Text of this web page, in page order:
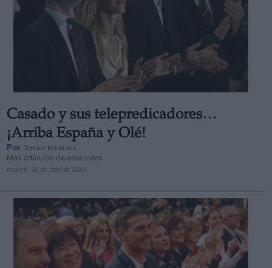
Casado y sus telepredicadores…
¡Arriba España y Olé!
Por Concha Minguela
Más artículos de este autor
martes, 16 de abril de 2019